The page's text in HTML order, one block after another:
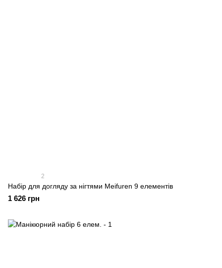
2
Набір для догляду за нігтями Meifuren 9 елементів
1 626 грн